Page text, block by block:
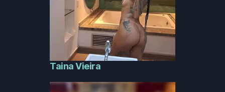
Taina Vieira